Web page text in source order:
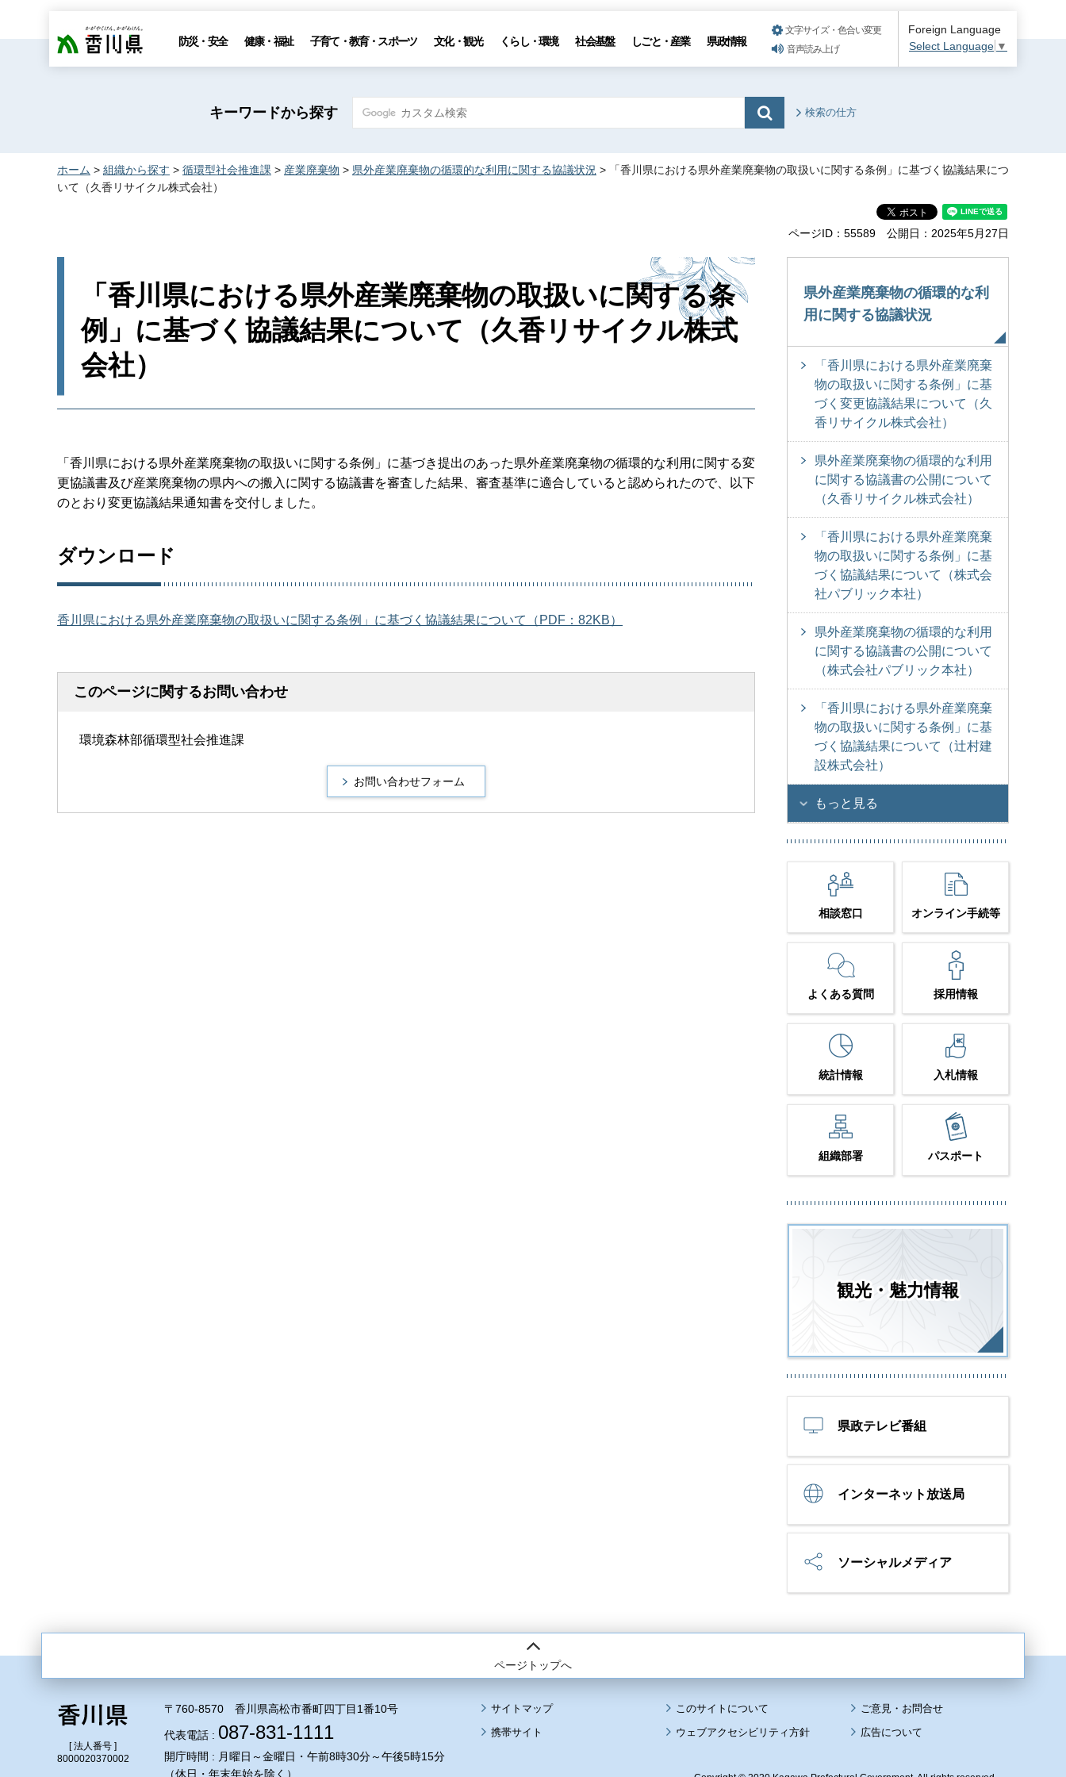
香川県 防災・安全 健康・福祉 子育て・教育・スポーツ 文化・観光 くらし・環境 社会基盤 しごと・産業 県政情報
文字サイズ・色合い変更
音声読み上げ
Foreign Language
Select Language ▼
キーワードから探す 検索の仕方
ホーム > 組織から探す > 循環型社会推進課 > 産業廃棄物 > 県外産業廃棄物の循環的な利用に関する協議状況 > 「香川県における県外産業廃棄物の取扱いに関する条例」に基づく協議結果につ
いて（久香リサイクル株式会社）
ページID：55589 公開日：2025年5月27日
「香川県における県外産業廃棄物の取扱いに関する条
例」に基づく協議結果について（久香リサイクル株式
会社）
「香川県における県外産業廃棄物の取扱いに関する条例」に基づき提出のあった県外産業廃棄物の循環的な利用に関する変
更協議書及び産業廃棄物の県内への搬入に関する協議書を審査した結果、審査基準に適合していると認められたので、以下
のとおり変更協議結果通知書を交付しました。
ダウンロード
香川県における県外産業廃棄物の取扱いに関する条例」に基づく協議結果について（PDF：82KB）
このページに関するお問い合わせ
環境森林部循環型社会推進課
県外産業廃棄物の循環的な利
用に関する協議状況
「香川県における県外産業廃棄
物の取扱いに関する条例」に基
づく変更協議結果について（久
香リサイクル株式会社）
県外産業廃棄物の循環的な利用
に関する協議書の公開について
（久香リサイクル株式会社）
「香川県における県外産業廃棄
物の取扱いに関する条例」に基
づく協議結果について（株式会
社パブリック本社）
県外産業廃棄物の循環的な利用
に関する協議書の公開について
（株式会社パブリック本社）
「香川県における県外産業廃棄
物の取扱いに関する条例」に基
づく協議結果について（辻村建
設株式会社）
もっと見る
相談窓口 オンライン手続等
よくある質問 採用情報
統計情報 入札情報
組織部署 パスポート
観光・魅力情報
県政テレビ番組
インターネット放送局
ソーシャルメディア
ページトップへ
[ 法人番号 ]
8000020370002
〒760-8570 香川県高松市番町四丁目1番10号
代表電話 : 087-831-1111
開庁時間 : 月曜日～金曜日・午前8時30分～午後5時15分
（休日・年末年始を除く）
サイトマップ
このサイトについて
携帯サイト
ウェブアクセシビリティ方針 広告について